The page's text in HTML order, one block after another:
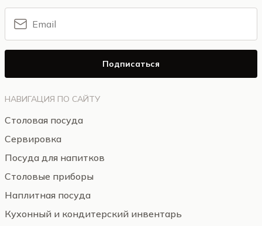
НАВИГАЦИЯ ПО САЙТУ
Столовая посуда
Сервировка
Посуда для напитков
Столовые приборы
Наплитная посуда
Кухонный и кондитерский инвентарь
Подписаться